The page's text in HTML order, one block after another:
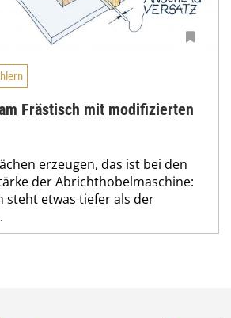
Frästisch mit modifizierten
erzeugen, das ist bei den
der Abrichthobelmaschine:
steht etwas tiefer als der